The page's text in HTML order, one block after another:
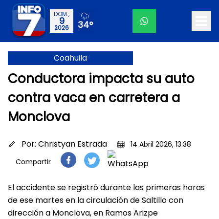
DOM.,
9
2026 34°
Coahuila
Conductora impacta su auto
contra vaca en carretera a
Monclova
Por: Christyan Estrada
14 Abril 2026, 13:38
Compartir
El accidente se registró durante las primeras horas
de ese martes en la circulación de Saltillo con
dirección a Monclova, en Ramos Arizpe